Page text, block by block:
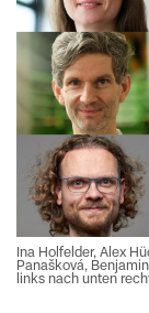
Ina Holfelder, Alex
Panašková,
links nach unten